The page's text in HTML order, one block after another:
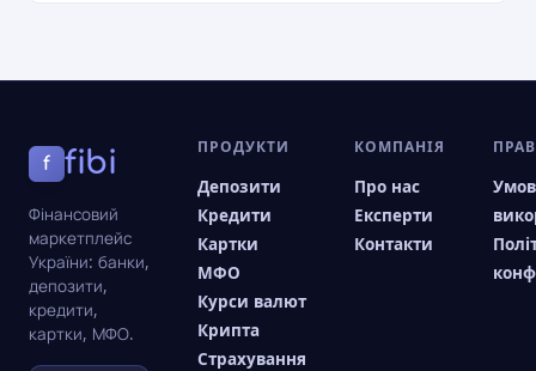
f fibi
Фінансовий
маркетплейс
України: банки,
депозити,
кредити,
картки, МФО.
ПРОДУКТИ
Депозити
Кредити
Картки
МФО
Курси валют
Крипта
Страхування
КОМПАНІЯ
Про нас
Експерти
Контакти